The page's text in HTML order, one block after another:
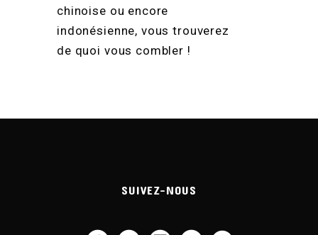
chinoise ou encore
indonésienne, vous trouverez
de quoi vous combler !
SUIVEZ-NOUS